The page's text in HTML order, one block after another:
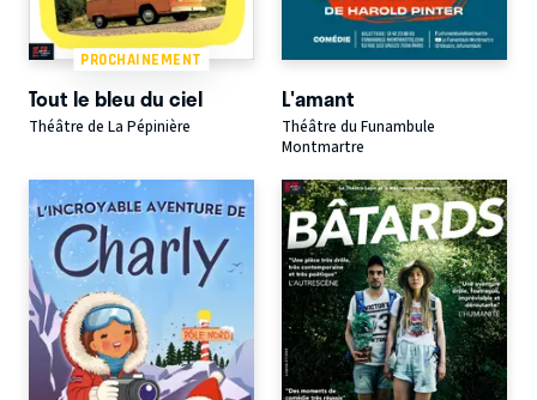
PROCHAINEMENT
Tout le bleu du ciel
Théâtre de La Pépinière
L'amant
Théâtre du Funambule
Montmartre